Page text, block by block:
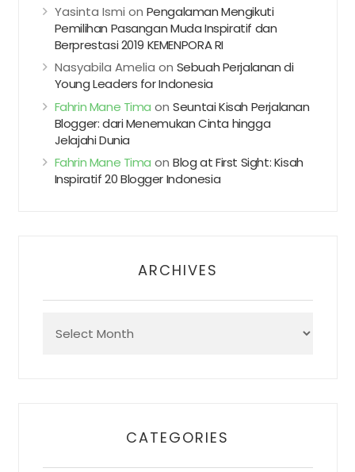
Yasinta Ismi on Pengalaman Mengikuti
Pemilihan Pasangan Muda Inspiratif dan
Berprestasi 2019 KEMENPORA RI
Nasyabila Amelia on Sebuah Perjalanan di
Young Leaders for Indonesia
Fahrin Mane Tima onSeuntai Kisah Perjalanan
Blogger: dari Menemukan Cinta hingga
Jelajahi Dunia
Fahrin Mane Tima onBlog at First Sight: Kisah
Inspiratif 20 Blogger Indonesia
ARCHIVES
CATEGORIES